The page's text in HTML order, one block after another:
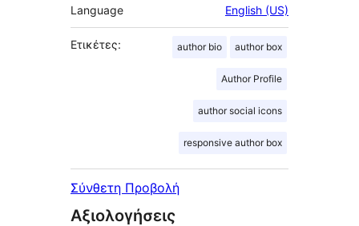
Language English (US)
Ετικέτες: author bio author box
Author Profile
author social icons
responsive author box
Σύνθετη Προβολή
Αξιολογήσεις